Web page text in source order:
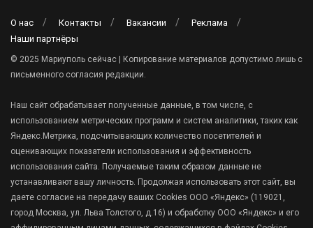
О нас Контакты Вакансии
Реклама
Наши партнёры
© 2025 Мариуполь сейчас | Копирование материалов допустимо лишь с
письменного согласия редакции.
Наш сайт обрабатывает полученные данные, в том числе, с
использованием метрических программ и систем аналитики, таких как
Яндекс.Метрика, подсчитывающих количество посетителей и
оценивающих показатели использования и эффективность
использования сайта. Получаемые таким образом данные не
устанавливают вашу личность. Продолжая использовать этот сайт, вы
даете согласие на передачу ваших Cookies ООО «Яндекс» (119021,
город Москва, ул. Льва Толстого, д.16) и обработку ООО «Яндекс» и его